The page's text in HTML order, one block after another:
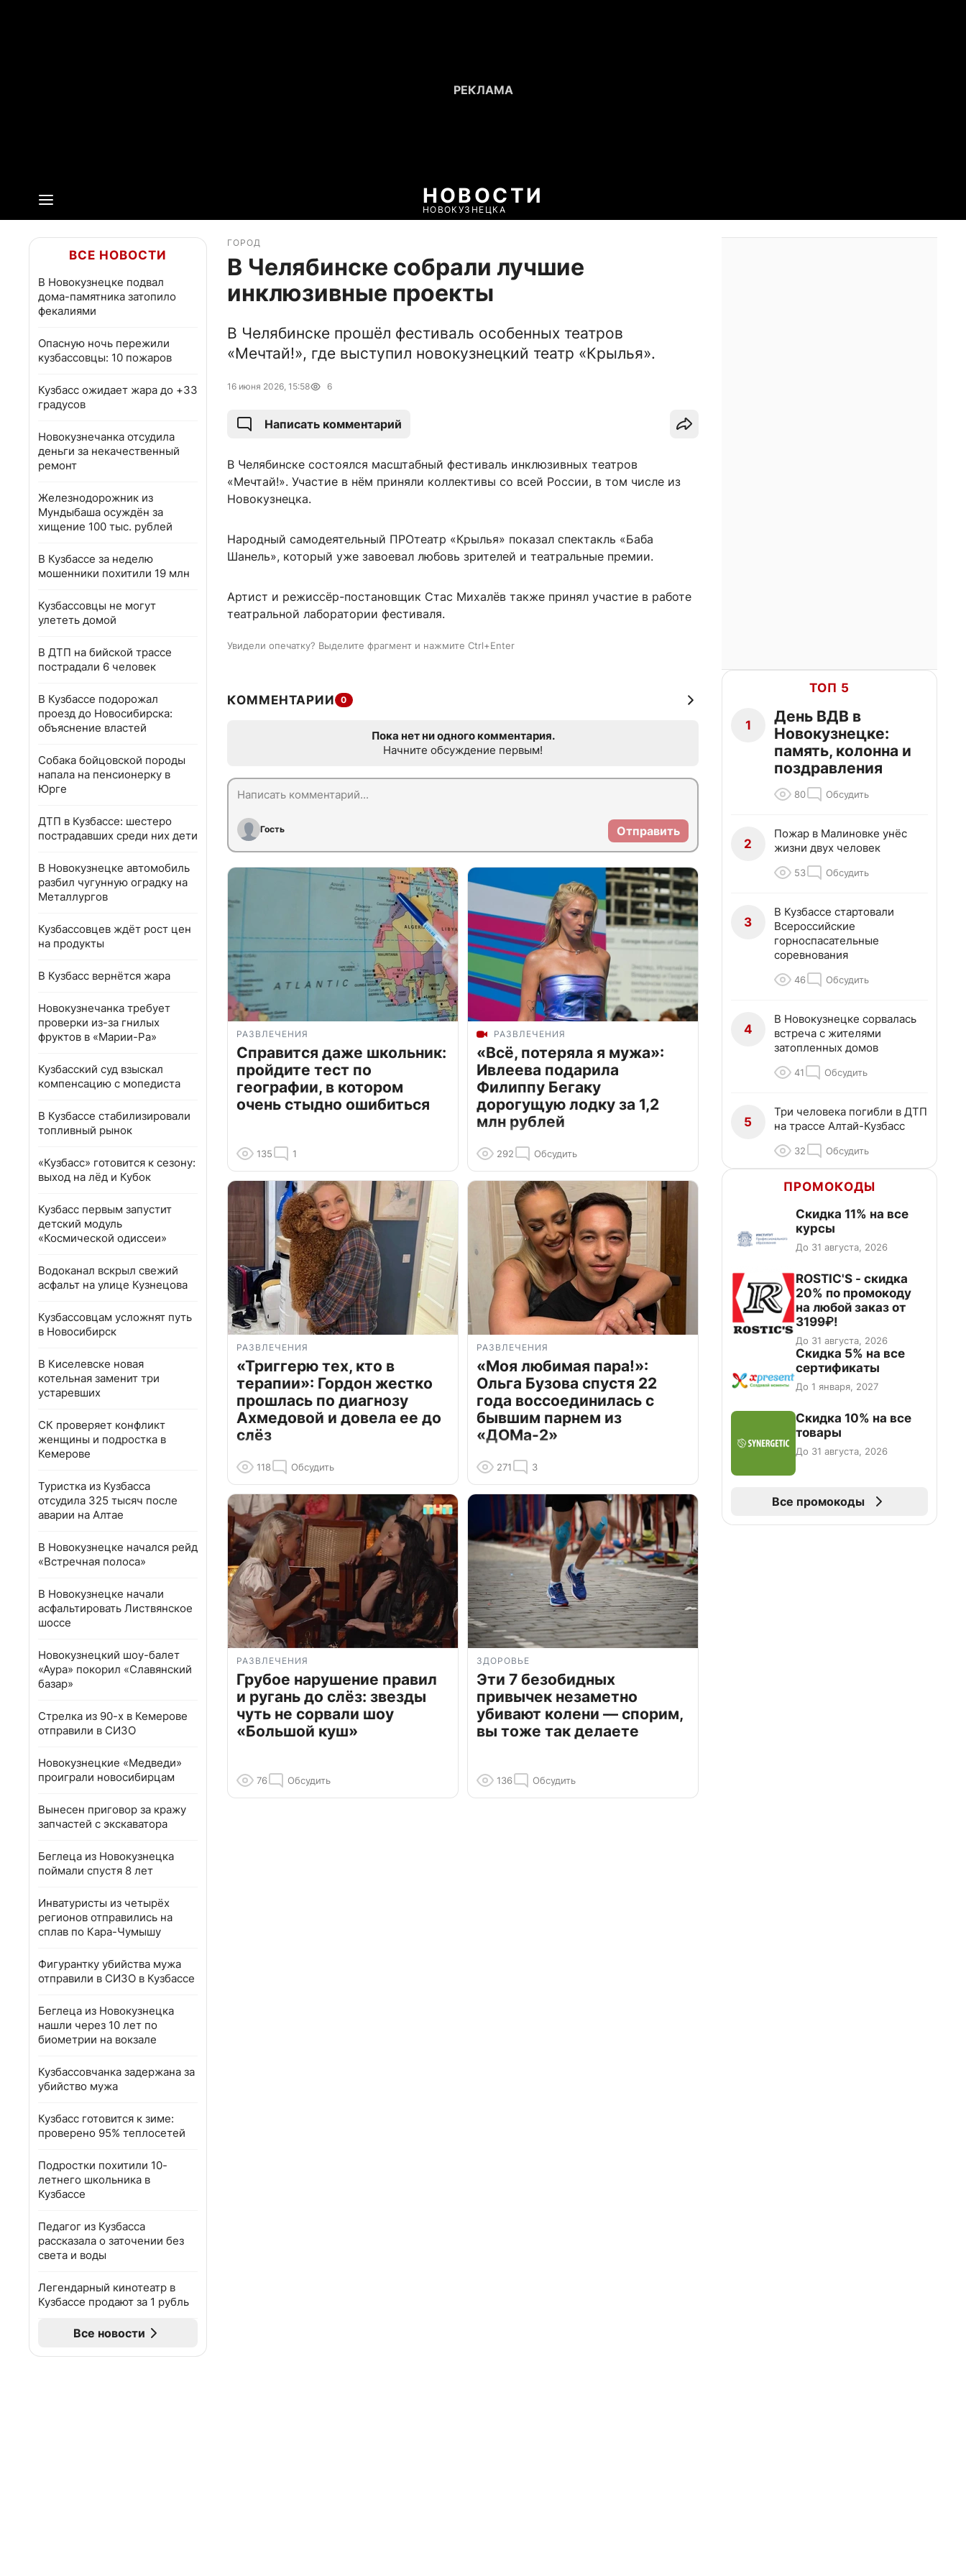
НОВОСТИ
НОВОКУЗНЕЦКА
ВСЕ НОВОСТИ
В Новокузнецке подвал
дома-памятника затопило
фекалиями
Опасную ночь пережили
кузбассовцы: 10 пожаров
Кузбасс ожидает жара до +33
градусов
Новокузнечанка отсудила
деньги за некачественный
ремонт
Железнодорожник из
Мундыбаша осуждён за
хищение 100 тыс. рублей
В Кузбассе за неделю
мошенники похитили 19 млн
Кузбассовцы не могут
улететь домой
В ДТП на бийской трассе
пострадали 6 человек
В Кузбассе подорожал
проезд до Новосибирска:
объяснение властей
Собака бойцовской породы
напала на пенсионерку в
Юрге
ДТП в Кузбассе: шестеро
пострадавших среди них дети
В Новокузнецке автомобиль
разбил чугунную оградку на
Металлургов
Кузбассовцев ждёт рост цен
на продукты
В Кузбасс вернётся жара
Новокузнечанка требует
проверки из-за гнилых
фруктов в «Марии-Ра»
Кузбасский суд взыскал
компенсацию с мопедиста
В Кузбассе стабилизировали
топливный рынок
«Кузбасс» готовится к сезону:
выход на лёд и Кубок
Кузбасс первым запустит
детский модуль
«Космической одиссеи»
Водоканал вскрыл свежий
асфальт на улице Кузнецова
Кузбассовцам усложнят путь
в Новосибирск
В Киселевске новая
котельная заменит три
устаревших
СК проверяет конфликт
женщины и подростка в
Кемерове
Туристка из Кузбасса
отсудила 325 тысяч после
аварии на Алтае
В Новокузнецке начался рейд
«Встречная полоса»
В Новокузнецке начали
асфальтировать Листвянское
шоссе
Новокузнецкий шоу-балет
«Аура» покорил «Славянский
базар»
Стрелка из 90-х в Кемерове
отправили в СИЗО
Новокузнецкие «Медведи»
проиграли новосибирцам
Вынесен приговор за кражу
запчастей с экскаватора
Беглеца из Новокузнецка
поймали спустя 8 лет
Инватуристы из четырёх
регионов отправились на
сплав по Кара-Чумышу
Фигурантку убийства мужа
отправили в СИЗО в Кузбассе
Беглеца из Новокузнецка
нашли через 10 лет по
биометрии на вокзале
Кузбассовчанка задержана за
убийство мужа
Кузбасс готовится к зиме:
проверено 95% теплосетей
Подростки похитили 10-
летнего школьника в
Кузбассе
Педагог из Кузбасса
рассказала о заточении без
света и воды
Легендарный кинотеатр в
Кузбассе продают за 1 рубль
Все новости
ГОРОД
В Челябинске собрали лучшие
инклюзивные проекты
В Челябинске прошёл фестиваль особенных театров
«Мечтай!», где выступил новокузнецкий театр «Крылья».
16 июня 2026, 15:58 6
Написать комментарий
В Челябинске состоялся масштабный фестиваль инклюзивных театров
«Мечтай!». Участие в нём приняли коллективы со всей России, в том числе из
Новокузнецка.
Народный самодеятельный ПРОтеатр «Крылья» показал спектакль «Баба
Шанель», который уже завоевал любовь зрителей и театральные премии.
Артист и режиссёр-постановщик Стас Михалёв также принял участие в работе
театральной лаборатории фестиваля.
Увидели опечатку? Выделите фрагмент и нажмите Ctrl+Enter
КОММЕНТАРИИ 0
Пока нет ни одного комментария.
Начните обсуждение первым!
Гость Отправить
РАЗВЛЕЧЕНИЯ
Справится даже школьник:
пройдите тест по
географии, в котором
очень стыдно ошибиться
135 1
РАЗВЛЕЧЕНИЯ
«Всё, потеряла я мужа»:
Ивлеева подарила
Филиппу Бегаку
дорогущую лодку за 1,2
млн рублей
292 Обсудить
РАЗВЛЕЧЕНИЯ
«Триггерю тех, кто в
терапии»: Гордон жестко
прошлась по диагнозу
Ахмедовой и довела ее до
слёз
118 Обсудить
РАЗВЛЕЧЕНИЯ
«Моя любимая пара!»:
Ольга Бузова спустя 22
года воссоединилась с
бывшим парнем из
«ДОМа-2»
271 3
РАЗВЛЕЧЕНИЯ
Грубое нарушение правил
и ругань до слёз: звезды
чуть не сорвали шоу
«Большой куш»
76 Обсудить
ЗДОРОВЬЕ
Эти 7 безобидных
привычек незаметно
убивают колени — спорим,
вы тоже так делаете
136 Обсудить
ТОП 5
1
День ВДВ в
Новокузнецке:
память, колонна и
поздравления
80 Обсудить
2
Пожар в Малиновке унёс
жизни двух человек
53 Обсудить
3
В Кузбассе стартовали
Всероссийские
горноспасательные
соревнования
46 Обсудить
4
В Новокузнецке сорвалась
встреча с жителями
затопленных домов
41 Обсудить
5
Три человека погибли в ДТП
на трассе Алтай-Кузбасс
32 Обсудить
ПРОМОКОДЫ
Скидка 11% на все
курсы
До 31 августа, 2026
ROSTIC'S - скидка
20% по промокоду
на любой заказ от
3199₽!
До 31 августа, 2026
Скидка 5% на все
сертификаты
До 1 января, 2027
Скидка 10% на все
товары
До 31 августа, 2026
Все промокоды